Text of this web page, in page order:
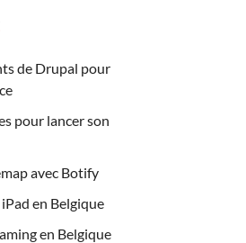
de Drupal pour
pour lancer son
avec Botify
en Belgique
en Belgique